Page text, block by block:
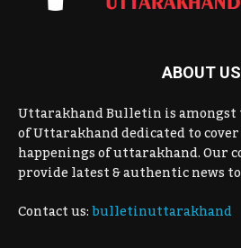
ABOUT US
Uttarakhand Bulletin is amongst
of Uttarakhand dedicated to
happenings of uttarakhand. Our
provide latest & authentic news
Contact us:bulletinuttarakhand